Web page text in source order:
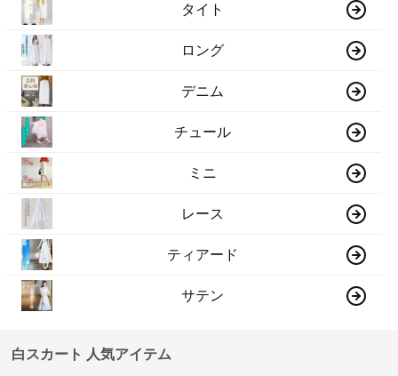
タイト
ロング
デニム
チュール
ミニ
レース
ティアード
サテン
白スカート 人気アイテム